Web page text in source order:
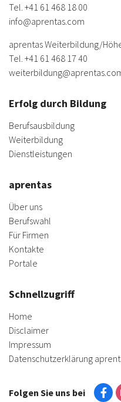
Tel. +41 61 468 18 00
info@aprentas.com
aprentas Weiterbildung/
Tel. +41 61 468 17 40
Erfolg durch Bildung
Berufsausbildung
Weiterbildung
Dienstleistungen
aprentas
Über uns
Berufswahl
Für Firmen
Kontakte
Portale
Schnellzugriff
Home
Disclaimer
Impressum
Datenschutzerklärung
Folgen Sie uns bei